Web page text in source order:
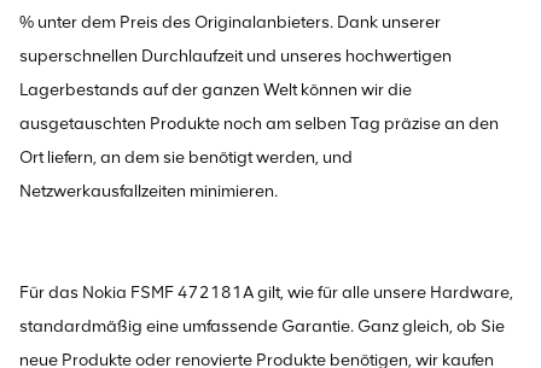
% unter dem Preis des Originalanbieters. Dank unserer
superschnellen Durchlaufzeit und unseres hochwertigen
Lagerbestands auf der ganzen Welt können wir die
ausgetauschten Produkte noch am selben Tag präzise an den
Ort liefern, an dem sie benötigt werden, und
Netzwerkausfallzeiten minimieren.
Für das Nokia FSMF 472181A gilt, wie für alle unsere Hardware,
standardmäßig eine umfassende Garantie. Ganz gleich, ob Sie
neue Produkte oder renovierte Produkte benötigen, wir kaufen